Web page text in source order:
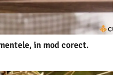
in mod corect.